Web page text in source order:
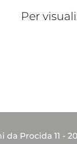
Per
da Procida 11 -